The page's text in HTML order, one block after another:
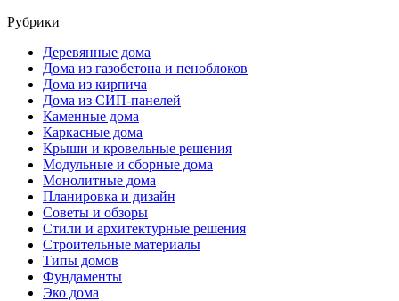
Рубрики
Деревянные дома
Дома из газобетона и пеноблоков
Дома из кирпича
Дома из СИП-панелей
Каменные дома
Каркасные дома
Крыши и кровельные решения
Модульные и сборные дома
Монолитные дома
Планировка и дизайн
Советы и обзоры
Стили и архитектурные решения
Строительные материалы
Типы домов
Фундаменты
Эко дома